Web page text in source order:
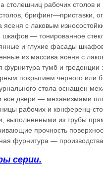
столешниц рабочих столов
брифинг—приставки,
ясеня с лаковым
— тонированное
и глухие фасады
из массива ясеня с
фурнитура тумб и
покрытием черного или
стола оснащен
все двери — механизмами
рабочих и конференц-
выполненными из трубы
прочность
фурнитура —
серии.